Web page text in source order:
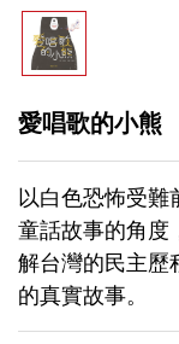
愛唱歌的小熊
以白色恐怖受難
童話故事的角度
解台灣的民主歷
的真實故事。